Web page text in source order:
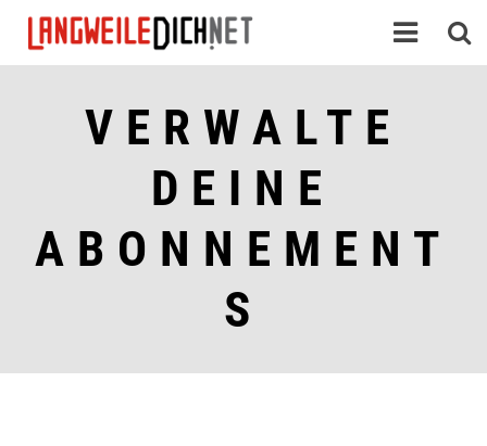
VERWALTE
DEINE
ABONNEMENT
S